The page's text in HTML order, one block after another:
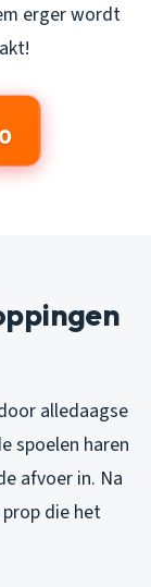
erger wordt
alledaagse
spoelen haren
afvoer in. Na
die het